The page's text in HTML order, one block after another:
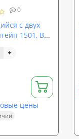
0
с двух
1501, В2Б
цены